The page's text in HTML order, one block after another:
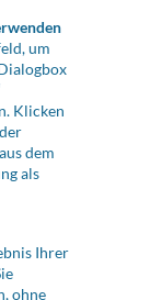
um
Klicken
dem
als
Ihrer
ohne